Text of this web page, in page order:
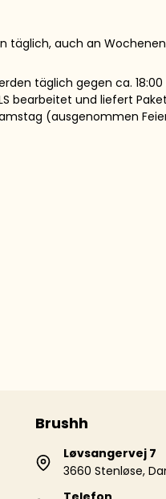
täglich, auch an
täglich gegen ca. 18:00
bearbeitet und liefert
(ausgenommen
Brushh
Løvsangervej 7
3660 Stenløse,